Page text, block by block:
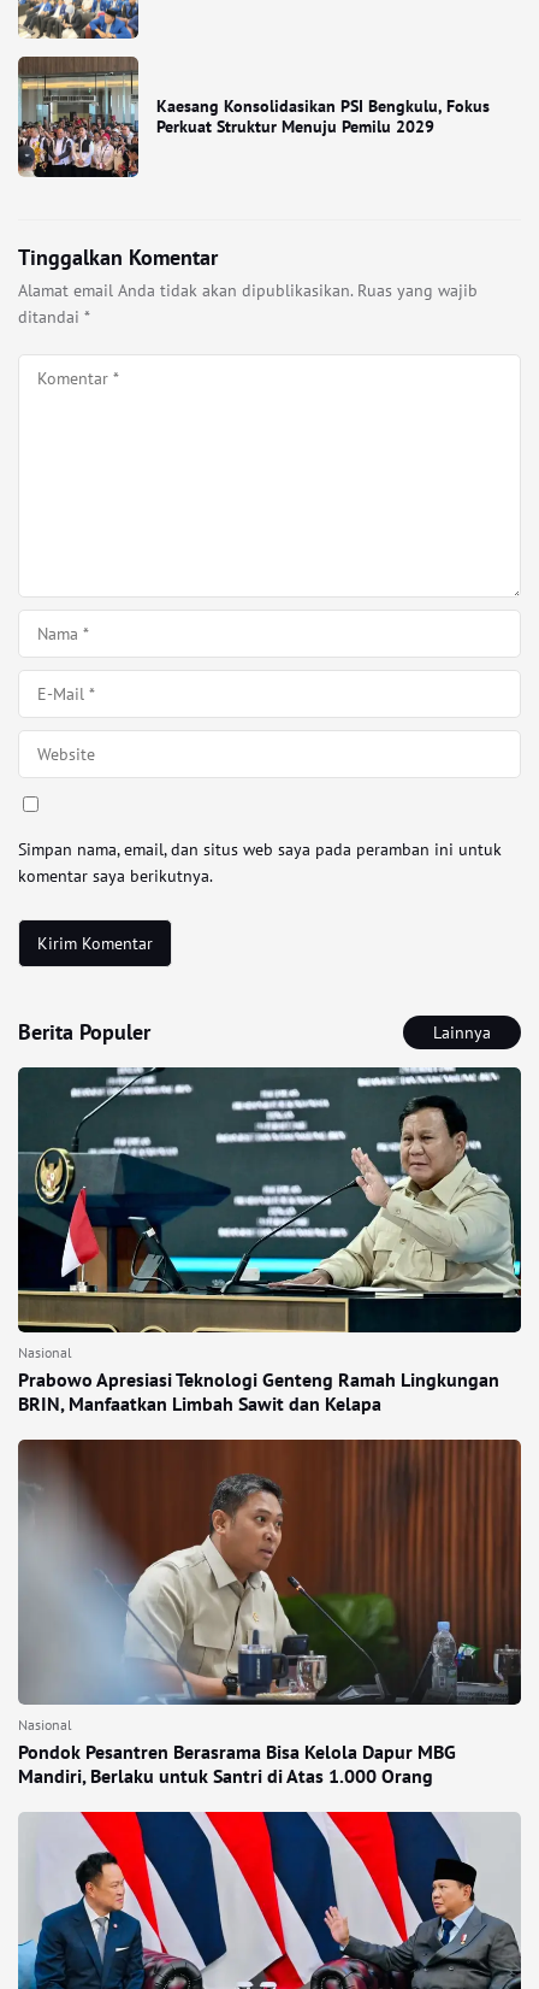
Kaesang Konsolidasikan PSI Bengkulu, Fokus
Perkuat Struktur Menuju Pemilu 2029
Tinggalkan Komentar
Alamat email Anda tidak akan dipublikasikan. Ruas yang wajib
ditandai *
Simpan nama, email, dan situs web saya pada peramban ini untuk
komentar saya berikutnya.
Berita Populer Lainnya
Nasional
Prabowo Apresiasi Teknologi Genteng Ramah Lingkungan
BRIN, Manfaatkan Limbah Sawit dan Kelapa
Nasional
Pondok Pesantren Berasrama Bisa Kelola Dapur MBG
Mandiri, Berlaku untuk Santri di Atas 1.000 Orang